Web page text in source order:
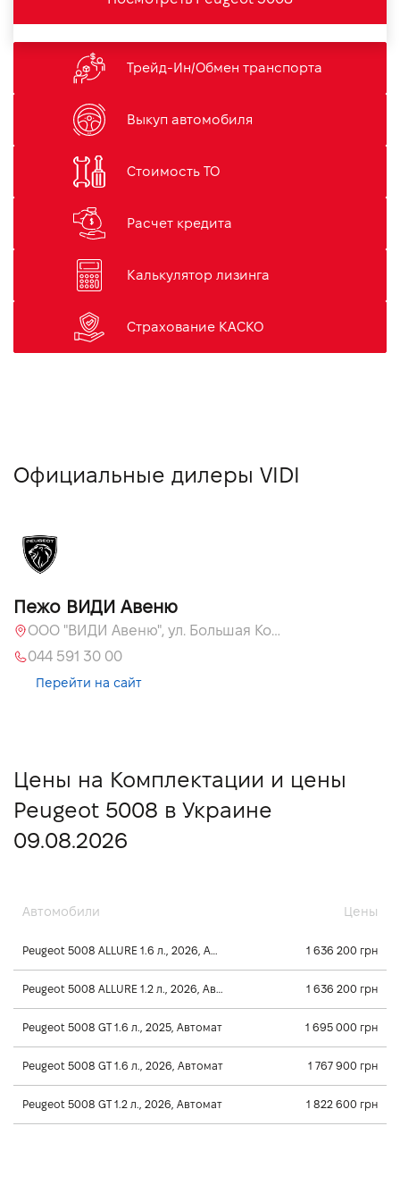
Трейд-Ин/Обмен транспорта
Выкуп автомобиля
Стоимость ТО
Расчет кредита
Калькулятор лизинга
Страхование КАСКО
Официальные дилеры VIDI
Пежо ВИДИ Авеню
ООО "ВИДИ Авеню", ул. Большая Кольцевая, 60
044 591 30 00
Перейти на сайт
Цены на Комплектации и цены
Peugeot 5008 в Украине
09.08.2026
Автомобили Цены
Peugeot 5008 ALLURE 1.6 л., 2026, Автомат 1 636 200 грн
Peugeot 5008 ALLURE 1.2 л., 2026, Автомат 1 636 200 грн
Peugeot 5008 GT 1.6 л., 2025, Автомат 1 695 000 грн
Peugeot 5008 GT 1.6 л., 2026, Автомат 1 767 900 грн
Peugeot 5008 GT 1.2 л., 2026, Автомат 1 822 600 грн